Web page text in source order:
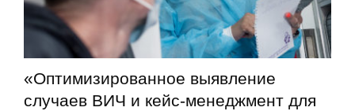
«Оптимизированное выявление
случаев ВИЧ и кейс-менеджмент для